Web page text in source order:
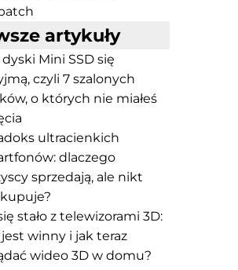
artykuły
dyski Mini SSD się
czyli 7 szalonych
o których nie miałeś
ultracienkich
dlaczego
sprzedają, ale nikt
stało z telewizorami 3D:
winny i jak teraz
wideo 3D w domu?